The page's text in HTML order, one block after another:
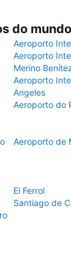
do mundo
Aeroporto
Aeroporto
Merino
Aeroporto
Angeles
Aeroporto do
Aeroporto de
El Ferrol
Santiago de